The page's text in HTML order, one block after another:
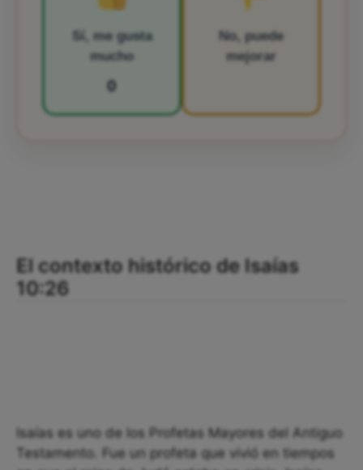
Sí, me gusta
mucho
0
No, puede
mejorar
El contexto histórico de Isaías
10:26
Isaías es uno de los Profetas Mayores del Antiguo
Testamento. Fue un profeta que vivió en tiempos